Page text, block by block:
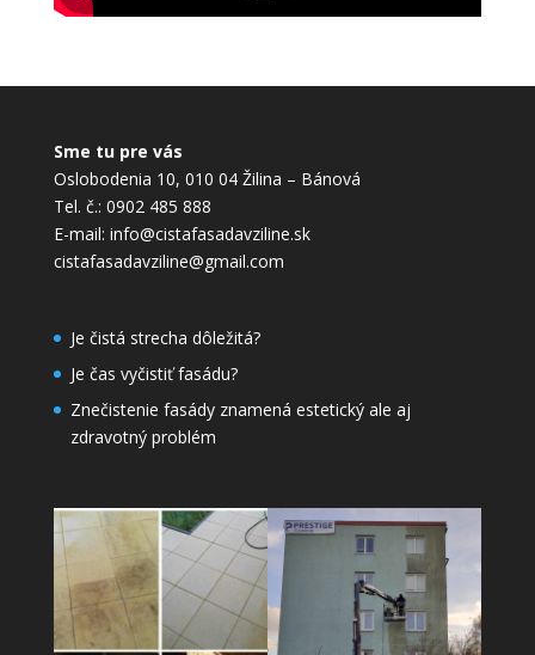
Sme tu pre vás
Oslobodenia 10, 010 04 Žilina – Bánová
Tel. č.: 0902 485 888
E-mail: info@cistafasadavziline.sk
cistafasadavziline@gmail.com
Je čistá strecha dôležitá?
Je čas vyčistiť fasádu?
Znečistenie fasády znamená estetický ale aj
zdravotný problém